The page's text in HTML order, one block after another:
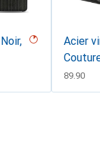
Acier
CHF
89.90